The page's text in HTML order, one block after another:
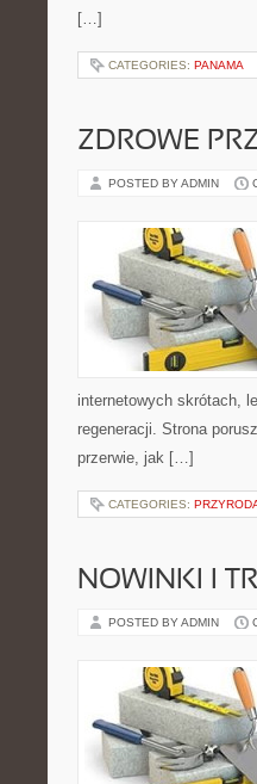
[…]
CATEGORIES: PANAMA
ZDROWE
POSTED BY ADMIN
internetowych skrótach,
regeneracji. Strona
przerwie, jak […]
CATEGORIES:
NOWINKI I
POSTED BY ADMIN